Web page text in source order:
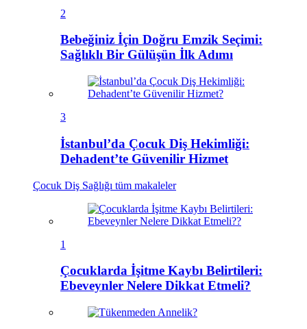
2
Bebeğiniz İçin Doğru Emzik Seçimi:
Sağlıklı Bir Gülüşün İlk Adımı
3
İstanbul’da Çocuk Diş Hekimliği:
Dehadent’te Güvenilir Hizmet
Çocuk Diş Sağlığı tüm makaleler
1
Çocuklarda İşitme Kaybı Belirtileri:
Ebeveynler Nelere Dikkat Etmeli?